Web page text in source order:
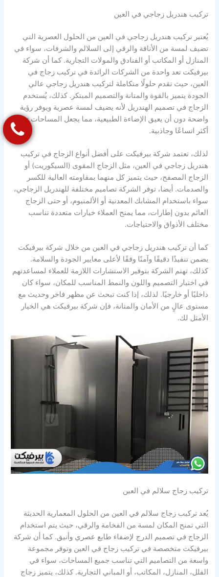
تركيب هندريل زجاجي في العين
يُعتبر تركيب هندريل زجاجي في العين من الحلول العصرية التي
تضيف لمسة من الأناقة والرقي إلى السلالم والشرفات، سواء في
المنازل أو المكاتب أو الفنادق والمولات التجارية. كما أن شركة
بيرفيكت تعد واحدة من الشركات الرائدة في تركيب زجاج في
العين، حيث تقدم حلولًا متكاملة لتركيب هندريل زجاجي عالي
الجودة يتميز بالقوة والمتانة والتصميم المبتكر. كذلك، يُستخدم
الزجاج في تصميم الهندريل لأنه يضيف لمسة عصرية ويوفر رؤية
واضحة دون أن يعيق الإضاءة الطبيعية، مما يجعل المساحات تبدو
أكثر اتساعًا وجاذبية.
لذلك، تعتمد شركة بيرفيكت على أفضل أنواع الزجاج في تركيب
هندريل زجاجي في العين، مثل الزجاج المقوى (السيكوريت) أو
الزجاج المصفح، حيث يتميز كل منهما بمقاومته العالية للكسر
والصدمات. أيضا، توفر الشركة تصاميم مختلفة للهندريل الزجاجي،
سواء باستخدام المشابك المعدنية أو الألمنيوم، أو حتى الزجاج
العائم بدون إطارات، مما يمنح العملاء خيارات متعددة تناسب
مختلف الأذواق والاحتياجات.
كما أن تركيب هندريل زجاجي في العين من خلال شركة بيرفيكت
يضمن تنفيذًا دقيقًا وآمنًا وفقًا لأعلى معايير الجودة والسلامة.
كذلك، تهتم الشركة بتوفير الاستشارات اللازمة للعملاء لمساعدتهم
في اختيار التصميم واللون والنمط المناسب للمكان، سواء كان
داخليًا أو خارجيًا. لذلك، إذا كنت تبحث عن مظهر فاخر وحديث مع
مستوى عالٍ من الأمان والمتانة، فإن شركة بيرفيكت هي الخيار
الأمثل لك.
تركيب زجاج سلالم في العين
يُعد تركيب زجاج سلالم في العين من الحلول المعمارية الحديثة
التي تمنح المكان لمسة من الفخامة والرقي، حيث يتم استخدام
الزجاج في تصميم الدرج لإضفاء طابع عصري وأنيق. كما أن شركة
بيرفيكت متخصصة في تركيب زجاج في العين وتوفر مجموعة
واسعة من التصاميم التي تناسب جميع المساحات، سواء في
الفلل، المنازل، المكاتب، أو المباني التجارية. كذلك، يتميز زجاج